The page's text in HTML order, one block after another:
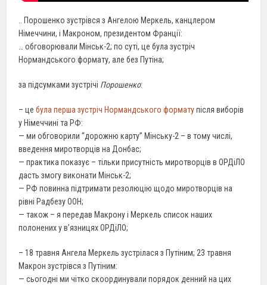
.. Порошенко зустрівся з Ангелою Меркель, канцлером
Німеччини, і Макроном, президентом Франції:
… обговорювали Мінськ-2; по суті, це була зустріч
Нормандського формату, але без Путіна;
за підсумками зустрічі Порошенко:
– цебула перша зустріч Нормандського форматупісля виборів
у Німеччині та РФ:
— ми обговорили “дорожню карту” Мінську-2 – в тому числі,
введення миротворців на Донбас;
— практика показує – тільки присутність миротворців в ОРДіЛО
дасть змогу виконати Мінськ-2;
— РФ повинна підтримати резолюцію щодо миротворців на
рівні Радбезу ООН;
— також – я передав Макрону і Меркель список наших
полонених у в’язницях ОРДіЛО;
– 18 травня Ангела Меркель зустрілася з Путіним; 23 травня
Макрон зустрівся з Путіним:
— сьогодні ми чітко скоординували порядок денний на цих